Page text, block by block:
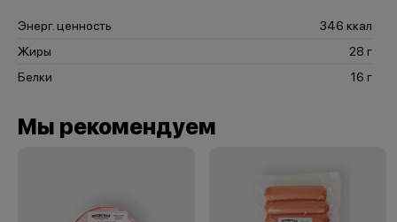
Энерг. ценность
346 ккал
Жиры
28 г
Белки
16 г
Мы рекомендуем